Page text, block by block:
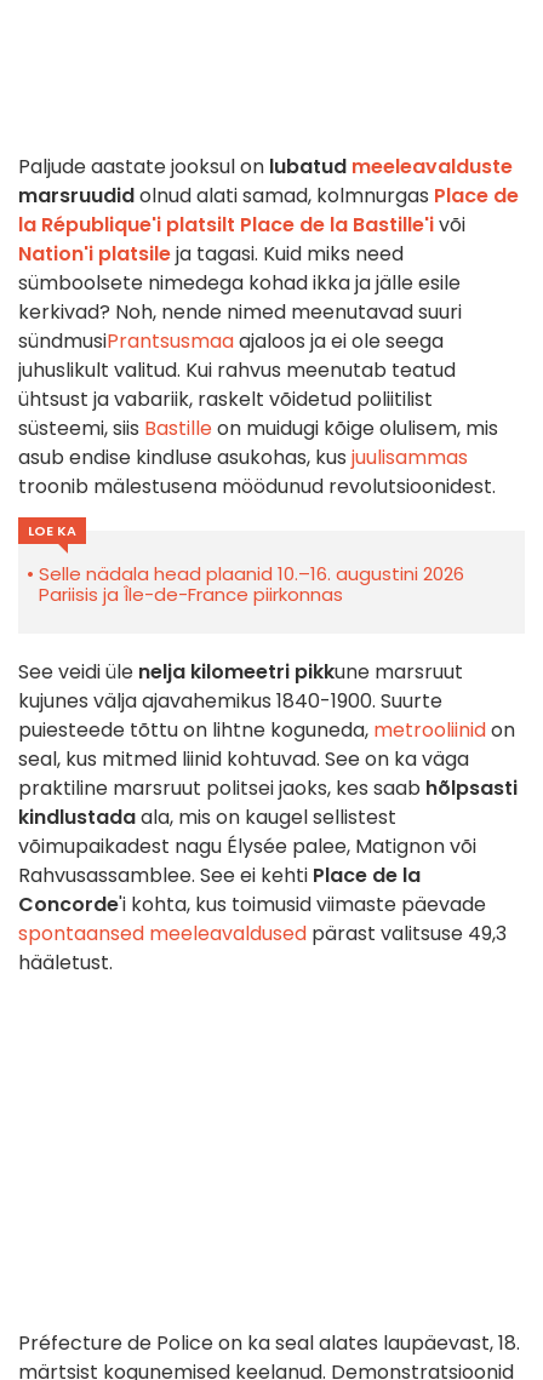
Paljude aastate jooksul on lubatud meeleavalduste
marsruudidolnud alati samad, kolmnurgas Place de
la République'i platsilt Place de la Bastille'ivõi
Nation'i platsileja tagasi. Kuid miks need
sümboolsete nimedega kohad ikka ja jälle esile
kerkivad? Noh, nende nimed meenutavad suuri
sündmusiPrantsusmaaajaloos ja ei ole seega
juhuslikult valitud. Kui rahvus meenutab teatud
ühtsust ja vabariik, raskelt võidetud poliitilist
süsteemi, siis Bastilleon muidugi kõige olulisem, mis
asub endise kindluse asukohas, kus juulisammas
troonib mälestusena möödunud revolutsioonidest.
LOE KA
Selle nädala head plaanid 10.–16. augustini 2026
Pariisis ja Île-de-France piirkonnas
See veidi üle nelja kilomeetri pikkune marsruut
kujunes välja ajavahemikus 1840-1900. Suurte
puiesteede tõttu on lihtne koguneda, metrooliinidon
seal, kus mitmed liinid kohtuvad. See on ka väga
praktiline marsruut politsei jaoks, kes saab hõlpsasti
kindlustadaala, mis on kaugel sellistest
võimupaikadest nagu Élysée palee, Matignon või
Rahvusassamblee. See ei kehti Place de la
Concorde'i kohta, kus toimusid viimaste päevade
spontaansed meeleavaldused pärast valitsuse 49,3
hääletust.
Préfecture de Police on ka seal alates laupäevast, 18.
märtsist kogunemised keelanud. Demonstratsioonid